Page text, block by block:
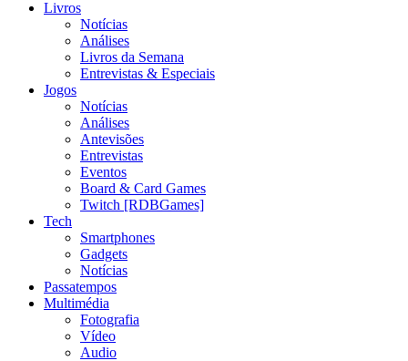
Livros
Notícias
Análises
Livros da Semana
Entrevistas & Especiais
Jogos
Notícias
Análises
Antevisões
Entrevistas
Eventos
Board & Card Games
Twitch [RDBGames]
Tech
Smartphones
Gadgets
Notícias
Passatempos
Multimédia
Fotografia
Vídeo
Audio